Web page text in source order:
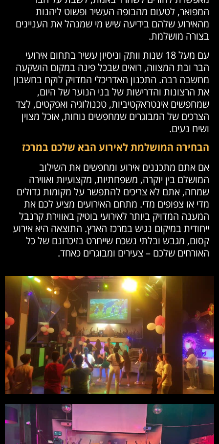
המפואר, לטעום מהבופה העשיר ופשוט ליהנות
מהאירוע שלהם בידיעה שיש מי שמנהל את העניינים
בצורה מושלמת.
עם מעל 18 שנות וותק וניסיון עשיר בתחום אירועי
הבר ובת המצווה, רואים שבכל פינה במקום הושקעה
מחשבה רבה. התכנון האדריכלי המדויק לוקח בחשבון
את הרצונות והדרישות של בני הנוער של היום,
שמחפשים אינטראקטיביות, טכנולוגיה ואפקטים, לצד
הצרכים של המבוגרים שמחפשים נוחות, אוכל מצוין
ושיח נעים.
הבחירה המושלמת לאירוע הבא שלכם במרכז
אם אתם מתכננים אירוע ומחפשים את השילוב
המושלם בין יוקרה, משפחתיות, מקצועיות ואווירה
שמחה, אתם לא צריכים להתפשר על מקומות גדולים
מדי או צפופים מדי. מתחם האירועים מציע לכם את
המענה המדויק ביותר לאירועי בוטיק באווירת קרנבל
ייחודית במיקום נגיש במרכז הארץ. התוצאה היא אירוע
קסום, מגבש ובלתי נשכח שייחרט בזיכרונם של כל
האורחים שלכם – צעירים ומבוגרים כאחד.